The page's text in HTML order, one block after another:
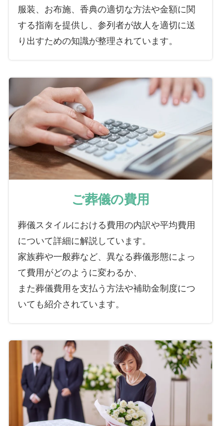
服装、お布施、香典の適切な方法や金額に関
する指南を提供し、参列者が故人を適切に送
り出すための知識が整理されています。
ご葬儀の費用
葬儀スタイルにおける費用の内訳や平均費用
について詳細に解説しています。
家族葬や一般葬など、異なる葬儀形態によっ
て費用がどのように変わるか、
また葬儀費用を支払う方法や補助金制度につ
いても紹介されています。